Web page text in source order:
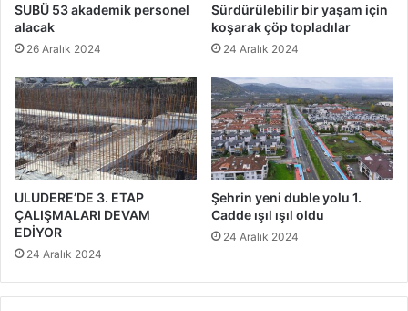
SUBÜ 53 akademik personel
alacak
26 Aralık 2024
Sürdürülebilir bir yaşam için
koşarak çöp topladılar
24 Aralık 2024
ULUDERE’DE 3. ETAP
ÇALIŞMALARI DEVAM
EDİYOR
24 Aralık 2024
Şehrin yeni duble yolu 1.
Cadde ışıl ışıl oldu
24 Aralık 2024